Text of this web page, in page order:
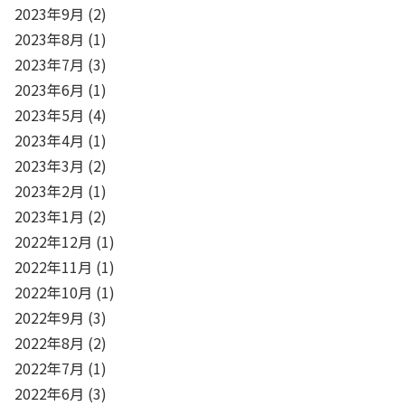
2023年9月 (2)
2023年8月 (1)
2023年7月 (3)
2023年6月 (1)
2023年5月 (4)
2023年4月 (1)
2023年3月 (2)
2023年2月 (1)
2023年1月 (2)
2022年12月 (1)
2022年11月 (1)
2022年10月 (1)
2022年9月 (3)
2022年8月 (2)
2022年7月 (1)
2022年6月 (3)